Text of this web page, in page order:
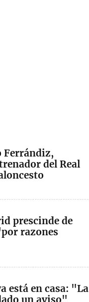
Ferrándiz,
del Real
prescinde de
razones
está en casa: "La
un aviso"